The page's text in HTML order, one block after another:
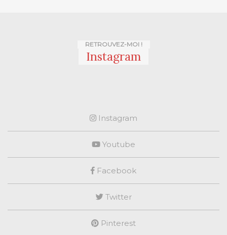
RETROUVEZ-MOI !
Instagram
Instagram
Youtube
Facebook
Twitter
Pinterest